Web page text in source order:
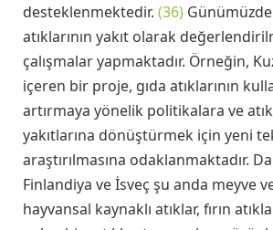
desteklenmektedir. (36)
atıklarının yakıt olarak
çalışmalar yapmaktadır. Örneğin,
içeren bir proje, gıda atıklarının
artırmaya yönelik politikalara ve
yakıtlarına dönüştürmek için yeni
araştırılmasına odaklanmaktadır.
Finlandiya ve İsveç şu anda meyve
hayvansal kaynaklı atıklar, fırın